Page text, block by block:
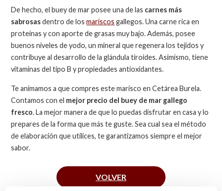
De hecho, el buey de mar posee una de las carnes más
sabrosasdentro de losmariscos gallegos. Una carne rica en
proteínas y con aporte de grasas muy bajo. Además, posee
buenos niveles de yodo, un mineral que regenera los tejidos y
contribuye al desarrollo de la glándula tiroides. Asimismo, tiene
vitaminas del tipo B y propiedades antioxidantes.
Te animamos a que compres este marisco en Cetárea Burela.
Contamos con el mejor precio del buey de mar gallego
fresco. La mejor manera de que lo puedas disfrutar en casa y lo
prepares de la forma que más te guste. Sea cual sea el método
de elaboración que utilices, te garantizamos siempre el mejor
sabor.
VOLVER